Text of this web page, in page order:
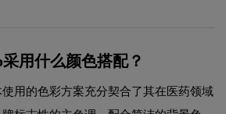
用什么颜色搭配？
用的色彩方案充分契合了其在医药领域